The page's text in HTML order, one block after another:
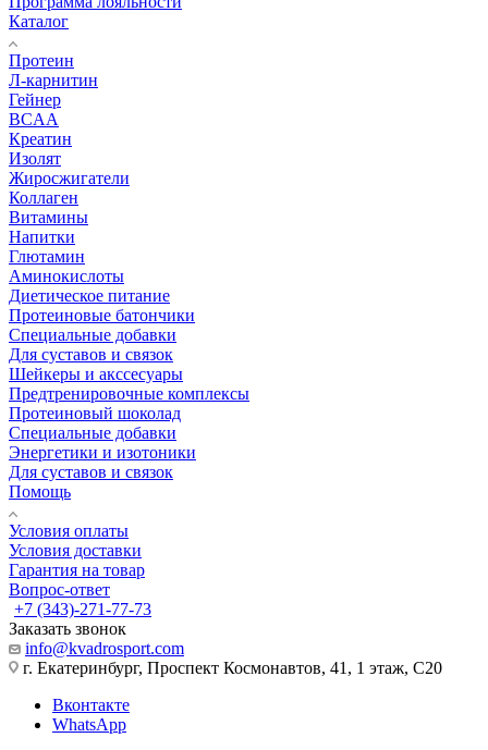
Каталог
Протеин
Л-карнитин
Гейнер
BCAA
Креатин
Изолят
Жиросжигатели
Коллаген
Витамины
Напитки
Глютамин
Аминокислоты
Диетическое питание
Протеиновые батончики
Специальные добавки
Для суставов и связок
Шейкеры и акссесуары
Предтренировочные комплексы
Протеиновый шоколад
Специальные добавки
Энергетики и изотоники
Для суставов и связок
Помощь
Условия оплаты
Условия доставки
Гарантия на товар
Вопрос-ответ
+7 (343)-271-77-73
Заказать звонок
info@kvadrosport.com
г. Екатеринбург, Проспект Космонавтов, 41, 1 этаж, С20
Вконтакте
WhatsApp